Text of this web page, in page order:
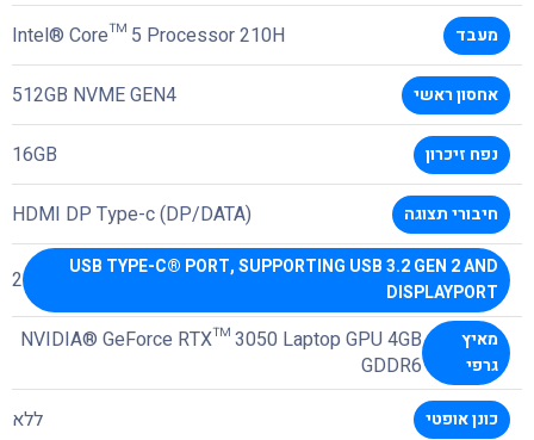
מעבד Intel® Core™ 5 Processor 210H
אחסון ראשי 512GB NVME GEN4
נפח זיכרון 16GB
חיבורי תצוגה HDMI DP Type-c (DP/DATA)
USB TYPE-C® PORT, SUPPORTING USB 3.2 GEN 2 AND
DISPLAYPORT
2
מאיץ
גרפי
NVIDIA® GeForce RTX™ 3050 Laptop GPU 4GB
GDDR6
כונן אופטי ללא